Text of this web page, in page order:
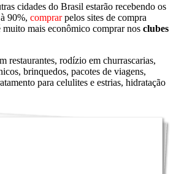
cidades do Brasil estarão recebendo os
90%, comprarpelos sites de compra
mais econômico comprar nos clubes
restaurantes, rodízio em churrascarias,
brinquedos, pacotes de viagens,
para celulites e estrias, hidratação